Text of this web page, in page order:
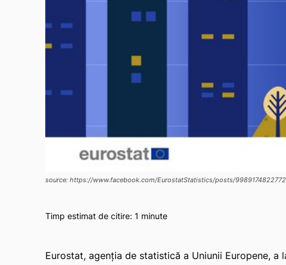
source: https://www.facebook.com/EurostatStatistics/posts/
Timp estimat de citire: 1 minute
Eurostat, agenția de statistică a Uniunii Europene,